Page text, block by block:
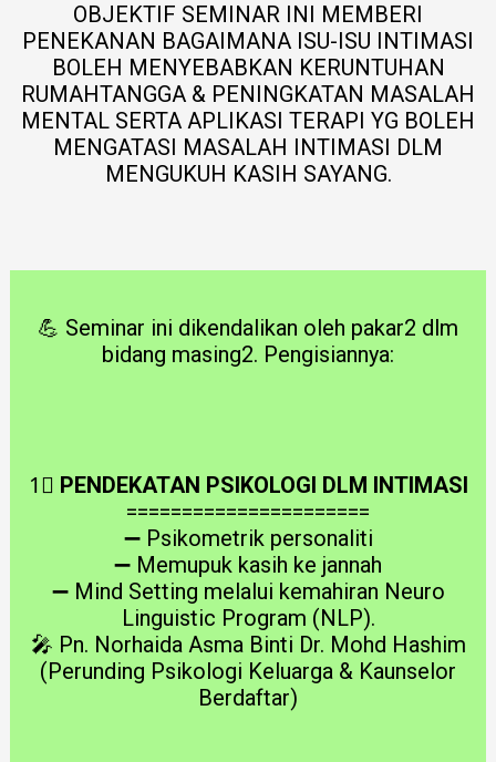
OBJEKTIF SEMINAR INI MEMBERI
PENEKANAN BAGAIMANA ISU-ISU INTIMASI
BOLEH MENYEBABKAN KERUNTUHAN
RUMAHTANGGA & PENINGKATAN MASALAH
MENTAL SERTA APLIKASI TERAPI YG BOLEH
MENGATASI MASALAH INTIMASI DLM
MENGUKUH KASIH SAYANG.
💪 Seminar ini dikendalikan oleh pakar2 dlm
bidang masing2. Pengisiannya:
1⃣ PENDEKATAN PSIKOLOGI DLM INTIMASI
======================
➖ Psikometrik personaliti
➖ Memupuk kasih ke jannah
➖ Mind Setting melalui kemahiran Neuro
Linguistic Program (NLP).
🎤 Pn. Norhaida Asma Binti Dr. Mohd Hashim
(Perunding Psikologi Keluarga & Kaunselor
Berdaftar)